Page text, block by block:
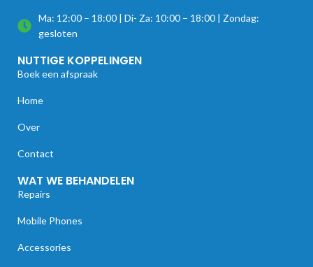
Ma: 12:00 – 18:00 | Di- Za: 10:00 – 18:00 | Zondag:
gesloten
NUTTIGE KOPPELINGEN
Boek een afspraak
Home
Over
Contact
WAT WE BEHANDELEN
Repairs
Mobile Phones
Accessories